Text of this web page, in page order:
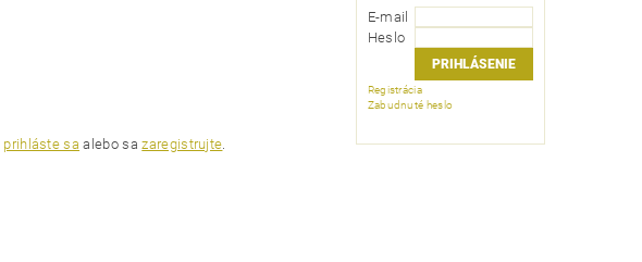
prihláste sa alebo sazaregistrujte.
E-mail
Heslo
Registrácia
Zabudnuté heslo